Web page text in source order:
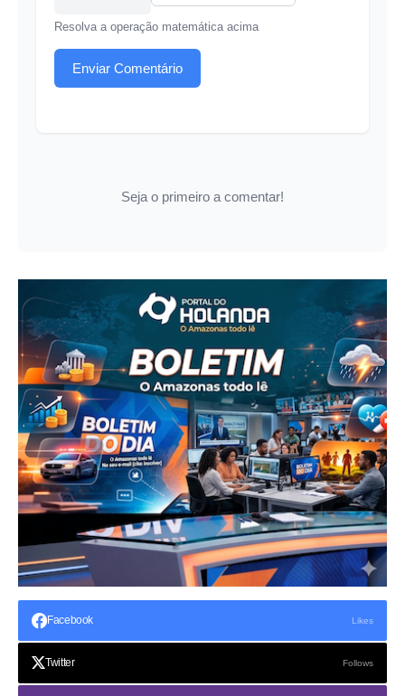
Resolva a operação matemática acima
Enviar Comentário
Seja o primeiro a comentar!
Facebook Likes
Twitter Follows